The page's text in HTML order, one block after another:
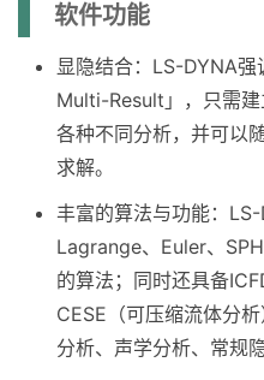
软件功能
显隐结合：LS-DYNA
Multi-Result」，只需
各种不同分析，并可以
求解。
丰富的算法与功能：LS-
Lagrange、Euler、
的算法；同时还具备
CESE（可压缩流体分
分析、声学分析、常规